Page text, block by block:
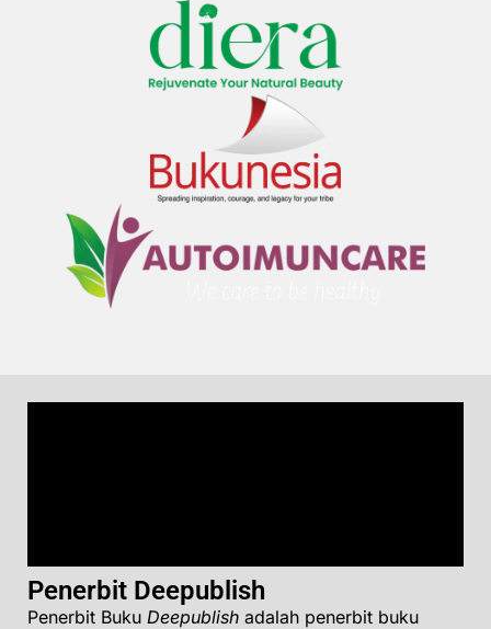
Penerbit Deepublish
Penerbit Buku Deepublish adalah penerbit buku